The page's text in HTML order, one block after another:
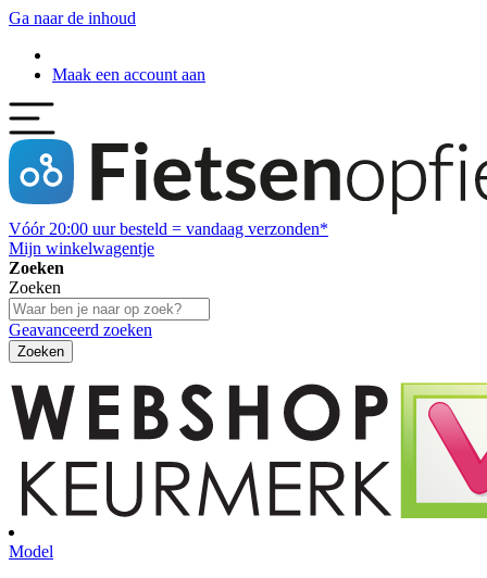
Ga naar de inhoud
Maak een account aan
Vóór 20:00 uur besteld = vandaag verzonden*
Mijn winkelwagentje
Zoeken
Zoeken
Geavanceerd zoeken
Zoeken
Model